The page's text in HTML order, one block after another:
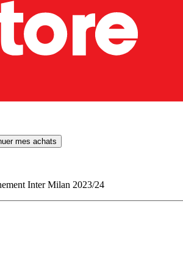
mes achats
Inter Milan 2023/24